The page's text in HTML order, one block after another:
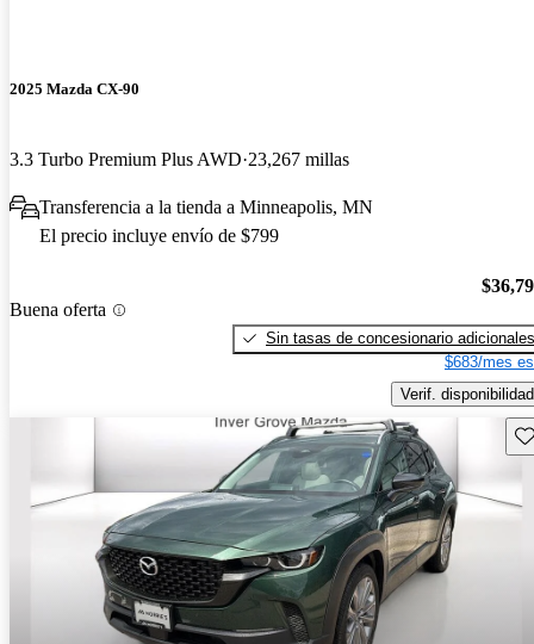
2025 Mazda CX-90
3.3 Turbo Premium Plus AWD 23,267 millas
Transferencia a la tienda a Minneapolis, MN
El precio incluye envío de $799
Buena oferta
Sin tasas de concesionario adicionales
$683/mes
Verif. disponibilidad